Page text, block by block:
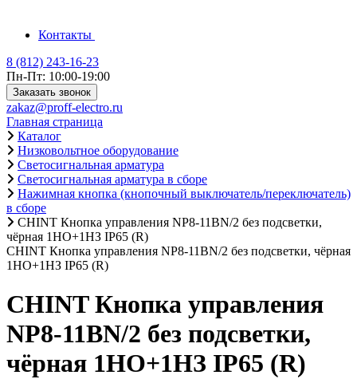
Контакты
8 (812) 243-16-23
Пн-Пт: 10:00-19:00
Заказать звонок
zakaz@proff-electro.ru
Главная страница
Каталог
Низковольтное оборудование
Светосигнальная арматура
Светосигнальная арматура в сборе
Нажимная кнопка (кнопочный выключатель/переключатель)
в сборе
CHINT Кнопка управления NP8-11BN/2 без подсветки,
чёрная 1НО+1НЗ IP65 (R)
CHINT Кнопка управления NP8-11BN/2 без подсветки, чёрная
1НО+1НЗ IP65 (R)
CHINT Кнопка управления
NP8-11BN/2 без подсветки,
чёрная 1НО+1НЗ IP65 (R)